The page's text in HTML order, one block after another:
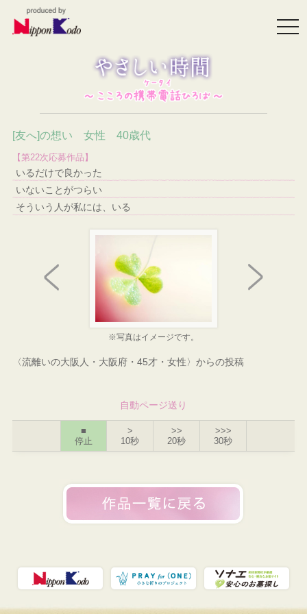
[友へ]の想い 女性 40歳代
【第22次応募作品】
いるだけで良かった
いないことがつらい
そういう人が私には、いる
※写真はイメージです。
〈流離いの大阪人・大阪府・45才・女性〉からの投稿
自動ページ送り
■
停止
>
10秒
>>
20秒
>>>
30秒